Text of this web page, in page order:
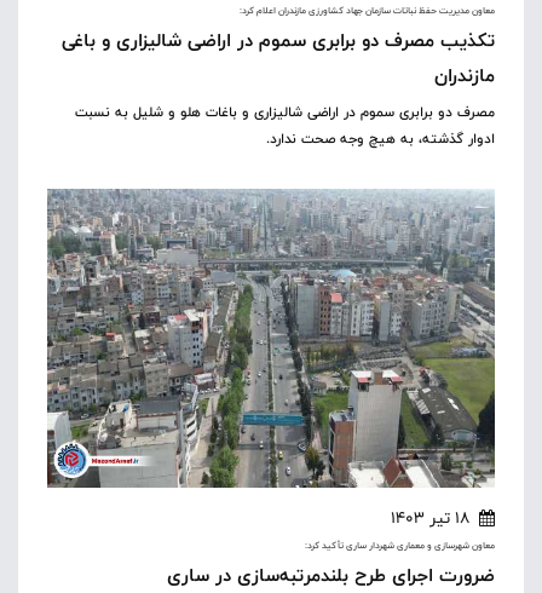
معاون مدیریت حفظ نباتات سازمان جهاد کشاورزی مازندران اعلام کرد:
تکذیب مصرف دو برابری سموم در اراضی شالیزاری و باغی
مازندران
مصرف دو برابری سموم در اراضی شالیزاری و باغات هلو و شلیل به نسبت
ادوار گذشته، به هیچ وجه صحت ندارد.
18 تیر 1403
معاون شهرسازی و معماری شهردار ساری تأکید کرد:
ضرورت اجرای طرح بلندمرتبه‌سازی در ساری